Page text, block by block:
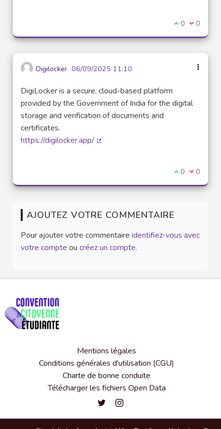
Je suis
0 Je ne
0
Digilocker 06/09/2025 11:10
DigiLocker is a secure, cloud-based platform
provided by the Government of India for the digital
storage and verification of documents and
certificates.
https://digilocker.app/
Je suis
0 Je ne
0
AJOUTEZ VOTRE COMMENTAIRE
Pour ajouter votre commentaire identifiez-vous avec
votre compte ou créez un compte.
Mentions légales
Conditions générales d'utilisation (CGU)
Charte de bonne conduite
Télécharger les fichiers Open Data
Convention citoyenne étudiante
Convention citoyenne